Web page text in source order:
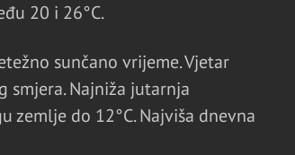
20 i 26°C.
sunčano vrijeme. Vjetar
smjera. Najniža jutarnja
zemlje do 12°C. Najviša dnevna